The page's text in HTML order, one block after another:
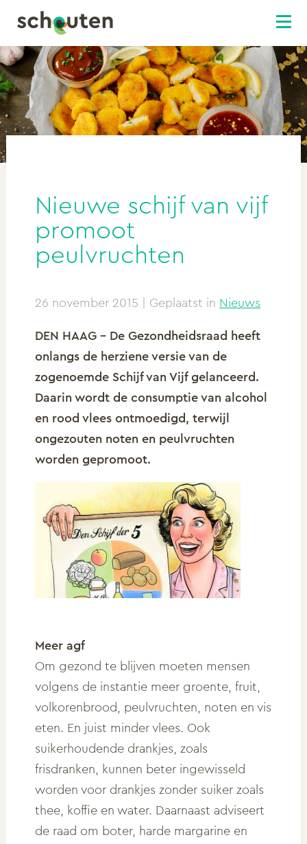
Nieuwe schijf van vijf
promoot
peulvruchten
26 november 2015 | Geplaatst in Nieuws
DEN HAAG – De Gezondheidsraad heeft
onlangs de herziene versie van de
zogenoemde Schijf van Vijf gelanceerd.
Daarin wordt de consumptie van alcohol
en rood vlees ontmoedigd, terwijl
ongezouten noten en peulvruchten
worden gepromoot.
Meer agf
Om gezond te blijven moeten mensen
volgens de instantie meer groente, fruit,
volkorenbrood, peulvruchten, noten en vis
eten. En juist minder vlees. Ook
suikerhoudende drankjes, zoals
frisdranken, kunnen beter ingewisseld
worden voor drankjes zonder suiker zoals
thee, koffie en water. Daarnaast adviseert
de raad om boter, harde margarine en